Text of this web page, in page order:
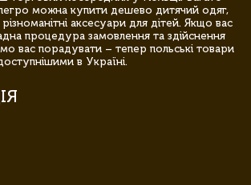
можна купити дешево дитячий одяг,
аксесуари для дітей. Якщо вас
процедура замовлення та здійснення
вас порадувати – тепер польські товари
в Україні.